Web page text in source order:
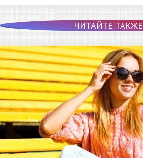
ЧИТАЙТЕ ТАКЖЕ